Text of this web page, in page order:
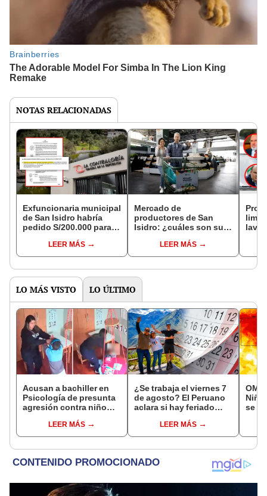
NOTAS RELACIONADAS
Exfuncionaria municipal
de San Isidro habría
pedido S/200.000 para
Contraloría”
LEER MÁS
Mercado de
productores de San
Isidro: ¿cuáles son sus
dónde se ubica?
LEER MÁS
LO MÁS VISTO LO ÚLTIMO
Acusan a bachiller en
Psicología de presunta
agresión contra niño
cámaras captan el
hecho
LEER MÁS
¿Se trabaja el viernes 7
de agosto? El Peruano
aclara si hay feriado
del 6 de agosto
LEER MÁS
Niño
se
este